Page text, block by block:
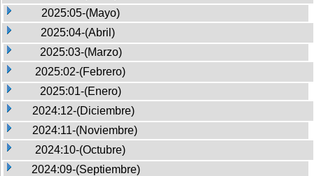
2025:05-(Mayo)
2025:04-(Abril)
2025:03-(Marzo)
2025:02-(Febrero)
2025:01-(Enero)
2024:12-(Diciembre)
2024:11-(Noviembre)
2024:10-(Octubre)
2024:09-(Septiembre)